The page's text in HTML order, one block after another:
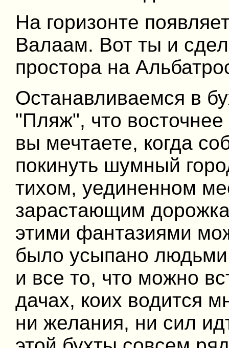
На горизонте
Валаам. Вот ты и
простора на
Останавливаемся в
"Пляж", что
вы мечтаете, когда
покинуть шумный
тихом, уединенном
зарастающим
этими фантазиями
было усыпано
и все то, что можно
дачах, коих водится
ни желания, ни сил